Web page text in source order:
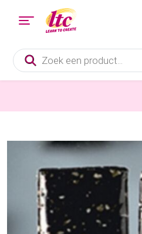
Producten
zoeken